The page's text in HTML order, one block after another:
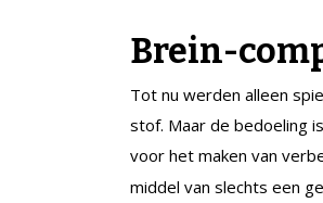
Brein-
Tot nu werden alleen
stof. Maar de bedoeling
voor het maken van
middel van slechts een